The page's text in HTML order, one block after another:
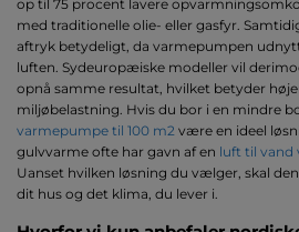
op til 75 procent lavere
med traditionelle olie- eller gasfyr.
aftryk betydeligt, da varmepumpen
luften. Sydeuropæiske modeller vil
opnå samme resultat, hvilket betyder
miljøbelastning. Hvis du bor i en mindre
varmepumpe til 100 m2 være en ideel
gulvvarme ofte har gavn af en luft til vand
Uanset hvilken løsning du vælger, skal
dit hus og det klima, du lever i.